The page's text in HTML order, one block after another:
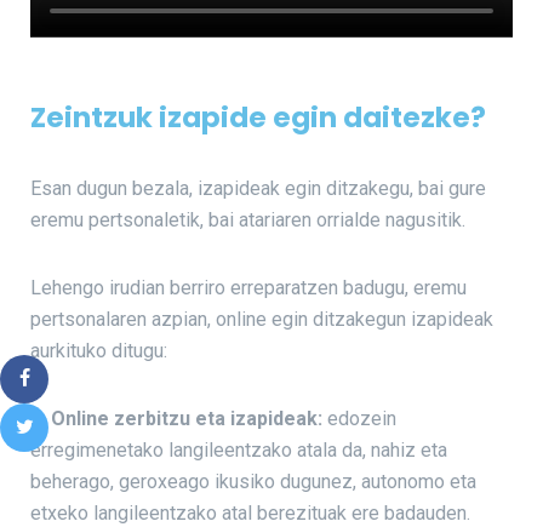
Zeintzuk izapide egin daitezke?
Esan dugun bezala, izapideak egin ditzakegu, bai gure
eremu pertsonaletik, bai atariaren orrialde nagusitik.
Lehengo irudian berriro erreparatzen badugu, eremu
pertsonalaren azpian, online egin ditzakegun izapideak
aurkituko ditugu:
1. Online zerbitzu eta izapideak: edozein
erregimenetako langileentzako atala da, nahiz eta
beherago, geroxeago ikusiko dugunez, autonomo eta
etxeko langileentzako atal berezituak ere badauden.